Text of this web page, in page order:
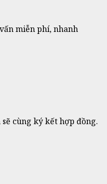
miễn phí, nhanh
cùng ký kết hợp đồng.